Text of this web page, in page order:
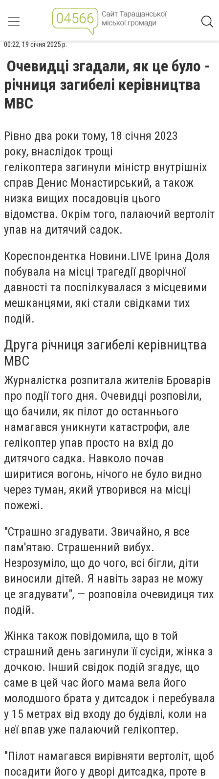
00:22, 19 січня 2025 р.
Очевидці згадали, як це було -
річниця загибелі керівництва
МВС
Рівно два роки тому, 18 січня 2023
року, внаслідок трощі
гелікоптера загинули міністр внутрішніх
справ Денис Монастирський, а також
низка вищих посадовців цього
відомства. Окрім того, палаючий вертоліт
упав на дитячий садок.
Кореспондентка Новини.LIVE Ірина Доля
побувала на місці трагедії дворічної
давності та поспілкувалася з місцевими
мешканцями, які стали свідками тих
подій.
Друга річниця загибелі керівництва
МВС
Журналістка розпитала жителів Броварів
про події того дня. Очевидці розповіли,
що бачили, як пілот до останнього
намагався уникнути катастрофи, але
гелікоптер упав просто на вхід до
дитячого садка. Навколо почав
ширитися вогонь, нічого не було видно
через туман, який утворився на місці
пожежі.
"Страшно згадувати. Звичайно, я все
пам'ятаю. Страшенний вибух.
Незрозуміло, що до чого, всі бігли, діти
виносили дітей. Я навіть зараз не можу
це згадувати", — розповіла очевидиця тих
подій.
Жінка також повідомила, що в той
страшний день загинули її сусіди, жінка з
дочкою. Інший свідок подій згадує, що
саме в цей час його мама вела його
молодшого брата у дитсадок і перебувала
у 15 метрах від входу до будівлі, коли на
неї впав уже палаючий гелікоптер.
"Пілот намагався вирівняти вертоліт, щоб
посадити його у дворі дитсадка, проте в